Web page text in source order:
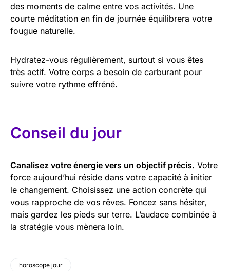
des moments de calme entre vos activités. Une
courte méditation en fin de journée équilibrera votre
fougue naturelle.
Hydratez-vous régulièrement, surtout si vous êtes
très actif. Votre corps a besoin de carburant pour
suivre votre rythme effréné.
Conseil du jour
Canalisez votre énergie vers un objectif précis. Votre
force aujourd’hui réside dans votre capacité à initier
le changement. Choisissez une action concrète qui
vous rapproche de vos rêves. Foncez sans hésiter,
mais gardez les pieds sur terre. L’audace combinée à
la stratégie vous mènera loin.
horoscope jour